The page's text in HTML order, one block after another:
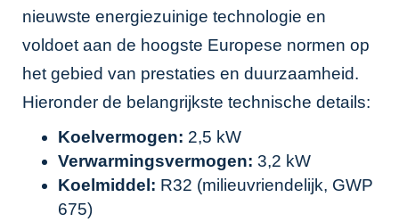
nieuwste energiezuinige technologie en
voldoet aan de hoogste Europese normen op
het gebied van prestaties en duurzaamheid.
Hieronder de belangrijkste technische details:
Koelvermogen: 2,5 kW
Verwarmingsvermogen: 3,2 kW
Koelmiddel: R32 (milieuvriendelijk, GWP
675)